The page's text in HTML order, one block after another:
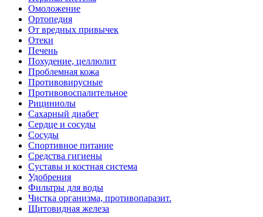
Омоложение
Ортопедия
От вредных привычек
Отеки
Печень
Похудение, целлюлит
Проблемная кожа
Противовирусные
Противовоспалительное
Рициниолы
Сахарный диабет
Сердце и сосуды
Сосуды
Спортивное питание
Средства гигиены
Суставы и костная система
Удобрения
Фильтры для воды
Чистка организма, противопаразит.
Щитовидная железа